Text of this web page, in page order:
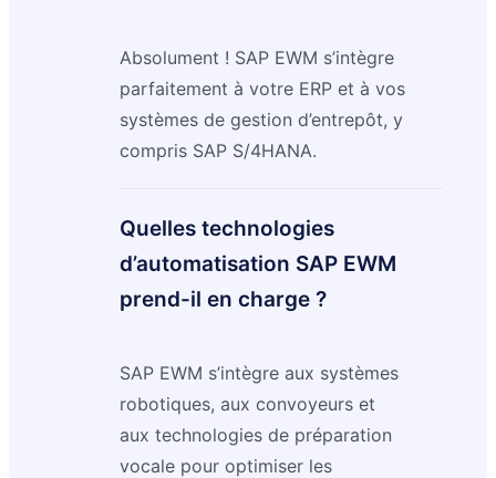
Absolument ! SAP EWM s’intègre
parfaitement à votre ERP et à vos
systèmes de gestion d’entrepôt, y
compris SAP S/4HANA.
Quelles technologies
d’automatisation SAP EWM
prend-il en charge ?
SAP EWM s’intègre aux systèmes
robotiques, aux convoyeurs et
aux technologies de préparation
vocale pour optimiser les